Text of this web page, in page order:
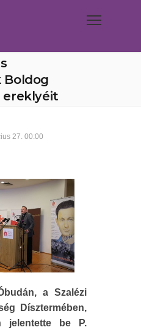
ereklyéit
27. 00:00
a Szalézi
Dísztermében,
jelentette be P.